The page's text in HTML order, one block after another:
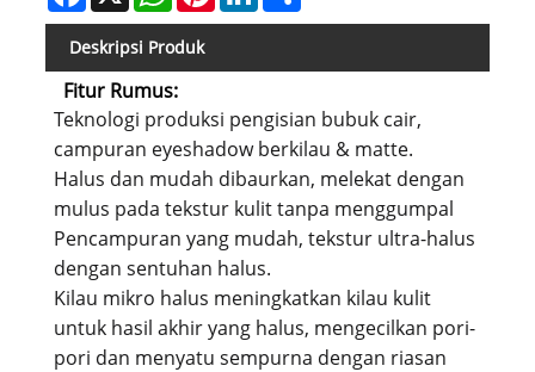
Deskripsi Produk
Fitur Rumus:
Teknologi produksi pengisian bubuk cair,
campuran eyeshadow berkilau & matte.
Halus dan mudah dibaurkan, melekat dengan
mulus pada tekstur kulit tanpa menggumpal
Pencampuran yang mudah, tekstur ultra-halus
dengan sentuhan halus.
Kilau mikro halus meningkatkan kilau kulit
untuk hasil akhir yang halus, mengecilkan pori-
pori dan menyatu sempurna dengan riasan